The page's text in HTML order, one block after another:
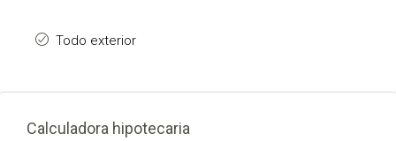
Todo exterior
Calculadora hipotecaria